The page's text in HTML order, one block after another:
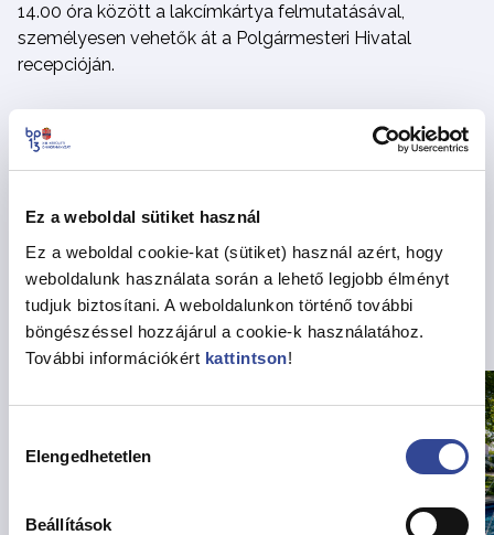
Ez a weboldal sütiket használ
Ez a weboldal cookie-kat (sütiket) használ azért, hogy
weboldalunk használata során a lehető legjobb élményt
tudjuk biztosítani. A weboldalunkon történő további
böngészéssel hozzájárul a cookie-k használatához.
További információkért kattintson!
kiválasztása
Elengedhetetlen
Beállítások
14.00 óra között a lakcímkártya felmutatásával,
személyesen vehetők át a Polgármesteri Hivatal
recepcióján.
Vissza az Hírekhez
Kapcsolódó hírek